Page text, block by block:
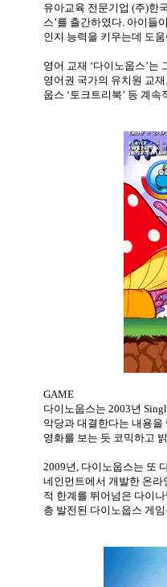
유아교육 전문기업 (주)한
스’를 출간하였다. 아이들
인지 능력을 키우는데 도
영어 교재 ‘다이노웁스’는
영어권 국가의 유치원 교
웁스 ‘토크트리북’ 등 계속
GAME
다이노웁스는 2003년
악당과 대결한다는 내용을
영화를 보는 듯 코믹하고
2009년, 다이노웁스는 또
네인먼트에서 개발한 온
적 한계를 뛰어넘은 다이
층 발전된 다이노웁스 게